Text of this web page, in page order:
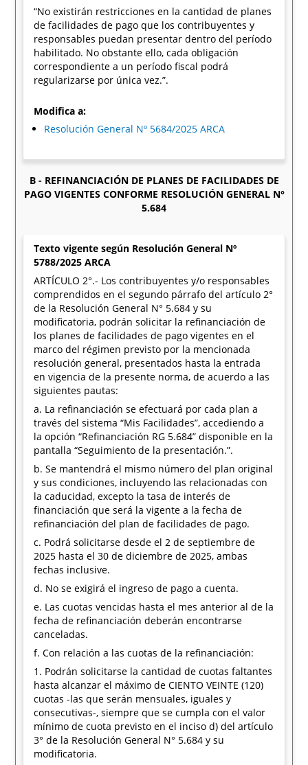
“No existirán restricciones en la cantidad de planes
de facilidades de pago que los contribuyentes y
responsables puedan presentar dentro del período
habilitado. No obstante ello, cada obligación
correspondiente a un período fiscal podrá
regularizarse por única vez.”.
Modifica a:
Resolución General Nº 5684/2025 ARCA
B - REFINANCIACIÓN DE PLANES DE FACILIDADES DE
PAGO VIGENTES CONFORME RESOLUCIÓN GENERAL N°
5.684
Texto vigente según Resolución General Nº
5788/2025 ARCA
ARTÍCULO 2°.- Los contribuyentes y/o responsables
comprendidos en el segundo párrafo del artículo 2°
de la Resolución General N° 5.684 y su
modificatoria, podrán solicitar la refinanciación de
los planes de facilidades de pago vigentes en el
marco del régimen previsto por la mencionada
resolución general, presentados hasta la entrada
en vigencia de la presente norma, de acuerdo a las
siguientes pautas:
a. La refinanciación se efectuará por cada plan a
través del sistema “Mis Facilidades”, accediendo a
la opción “Refinanciación RG 5.684” disponible en la
pantalla “Seguimiento de la presentación.”.
b. Se mantendrá el mismo número del plan original
y sus condiciones, incluyendo las relacionadas con
la caducidad, excepto la tasa de interés de
financiación que será la vigente a la fecha de
refinanciación del plan de facilidades de pago.
c. Podrá solicitarse desde el 2 de septiembre de
2025 hasta el 30 de diciembre de 2025, ambas
fechas inclusive.
d. No se exigirá el ingreso de pago a cuenta.
e. Las cuotas vencidas hasta el mes anterior al de la
fecha de refinanciación deberán encontrarse
canceladas.
f. Con relación a las cuotas de la refinanciación:
1. Podrán solicitarse la cantidad de cuotas faltantes
hasta alcanzar el máximo de CIENTO VEINTE (120)
cuotas -las que serán mensuales, iguales y
consecutivas-, siempre que se cumpla con el valor
mínimo de cuota previsto en el inciso d) del artículo
3° de la Resolución General N° 5.684 y su
modificatoria.